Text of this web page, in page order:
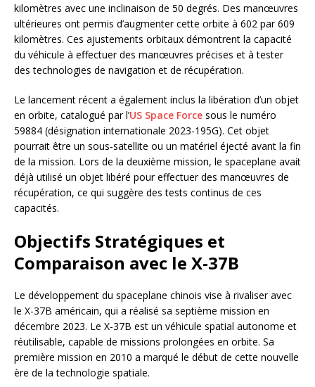
kilomètres avec une inclinaison de 50 degrés. Des manœuvres
ultérieures ont permis d’augmenter cette orbite à 602 par 609
kilomètres. Ces ajustements orbitaux démontrent la capacité
du véhicule à effectuer des manœuvres précises et à tester
des technologies de navigation et de récupération.
Le lancement récent a également inclus la libération d’un objet
en orbite, catalogué par l’US Space Force sous le numéro
59884 (désignation internationale 2023-195G). Cet objet
pourrait être un sous-satellite ou un matériel éjecté avant la fin
de la mission. Lors de la deuxième mission, le spaceplane avait
déjà utilisé un objet libéré pour effectuer des manœuvres de
récupération, ce qui suggère des tests continus de ces
capacités.
Objectifs Stratégiques et
Comparaison avec le X-37B
Le développement du spaceplane chinois vise à rivaliser avec
le X-37B américain, qui a réalisé sa septième mission en
décembre 2023. Le X-37B est un véhicule spatial autonome et
réutilisable, capable de missions prolongées en orbite. Sa
première mission en 2010 a marqué le début de cette nouvelle
ère de la technologie spatiale.